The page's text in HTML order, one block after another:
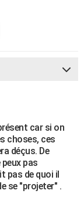
car si on
choses, ces
déçus. De
pas
pas de quoi il
se "projeter" .